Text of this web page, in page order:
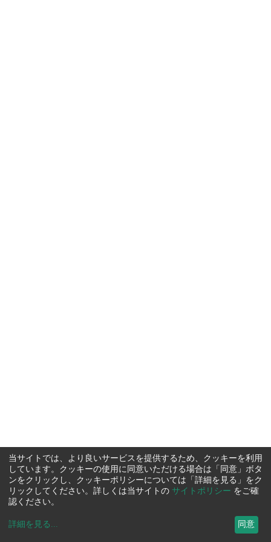
当サイトでは、より良いサービスを提供するため、クッキーを利用
しています。クッキーの使用に同意いただける場合は「同意」ボタ
ンをクリックし、クッキーポリシーについては「詳細を見る」をク
リックしてください。詳しくは当サイトの サイトポリシー をご確
認ください。
詳細を見る ... 同意